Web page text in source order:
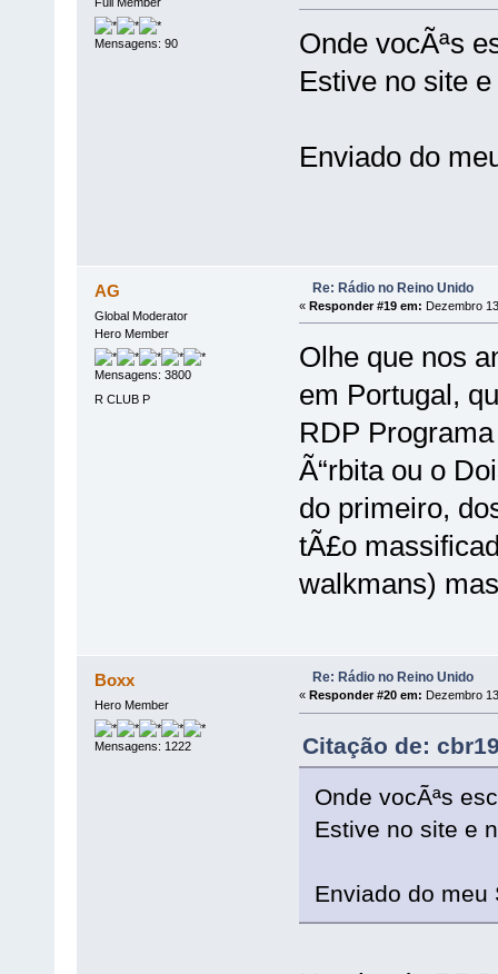
Mensagens: 90
Onde vocÃªs
Estive no site
Enviado do
AG
Global Moderator
Hero Member
Mensagens: 3800
R CLUB P
Re: Rádio no Reino Unido
« Responder #19 em: Dezembro
Olhe que nos
em Portugal,
RDP
Ã“rbita ou o
do primeiro,
tÃ£o
walkmans)
Boxx
Hero Member
Mensagens: 1222
Re: Rádio no Reino Unido
« Responder #20 em: Dezembro
Citação de:
Onde vocÃªs
Estive no site e
Enviado do meu